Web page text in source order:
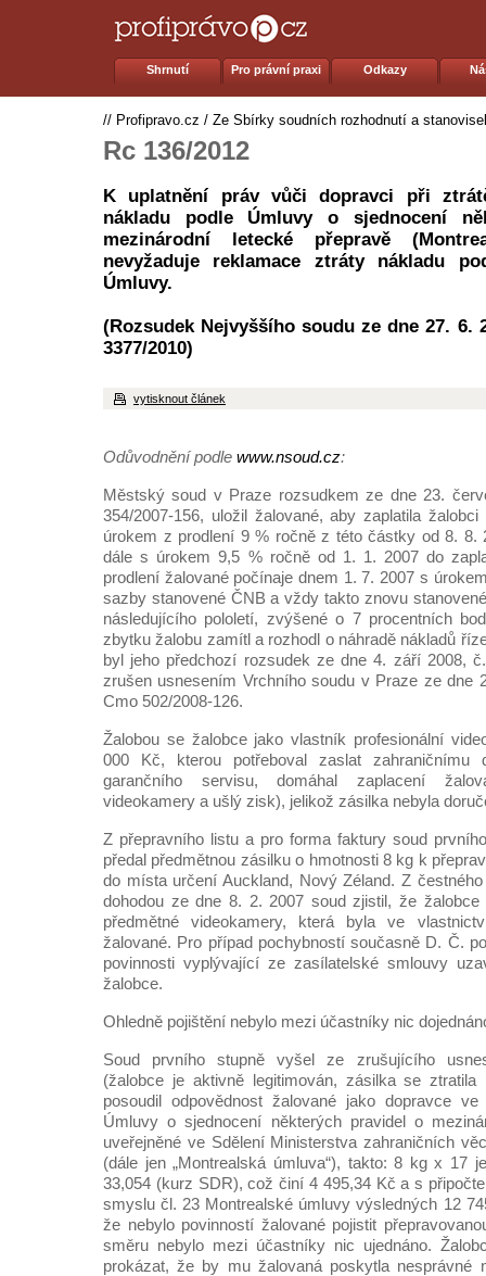
Shrnutí Pro právní praxi Odkazy
// Profipravo.cz / Ze Sbírky soudních rozhodnutí a
Rc 136/2012
K uplatnění práv vůči dopravci při
nákladu podle Úmluvy o sjednocení
mezinárodní letecké přepravě
nevyžaduje reklamace ztráty nákladu
Úmluvy.
(Rozsudek Nejvyššího soudu ze dne 27. 6.
3377/2010)
vytisknout článek
Odůvodnění podle www.nsoud.cz:
Městský soud v Praze rozsudkem ze dne 23.
354/2007-156, uložil žalované, aby zaplatila
úrokem z prodlení 9 % ročně z této částky od 8. 8.
dále s úrokem 9,5 % ročně od 1. 1. 2007 do
prodlení žalované počínaje dnem 1. 7. 2007 s
sazby stanovené ČNB a vždy takto znovu
následujícího pololetí, zvýšené o 7 procentních
zbytku žalobu zamítl a rozhodl o náhradě nákladů
byl jeho předchozí rozsudek ze dne 4. září 2008,
zrušen usnesením Vrchního soudu v Praze ze dne
Cmo 502/2008-126.
Žalobou se žalobce jako vlastník profesionální
000 Kč, kterou potřeboval zaslat zahraničnímu
garančního servisu, domáhal zaplacení
videokamery a ušlý zisk), jelikož zásilka nebyla
Z přepravního listu a pro forma faktury soud
předal předmětnou zásilku o hmotnosti 8 kg k
do místa určení Auckland, Nový Zéland. Z
dohodou ze dne 8. 2. 2007 soud zjistil, že
předmětné videokamery, která byla ve
žalované. Pro případ pochybností současně D. Č.
povinnosti vyplývající ze zasílatelské smlouvy
žalobce.
Ohledně pojištění nebylo mezi účastníky nic
Soud prvního stupně vyšel ze zrušujícího
(žalobce je aktivně legitimován, zásilka se
posoudil odpovědnost žalované jako dopravce
Úmluvy o sjednocení některých pravidel o
uveřejněné ve Sdělení Ministerstva zahraničních
(dále jen „Montrealská úmluva“), takto: 8 kg x 17
33,054 (kurz SDR), což činí 4 495,34 Kč a s
smyslu čl. 23 Montrealské úmluvy výsledných 12
že nebylo povinností žalované pojistit
směru nebylo mezi účastníky nic ujednáno.
prokázat, že by mu žalovaná poskytla nesprávné